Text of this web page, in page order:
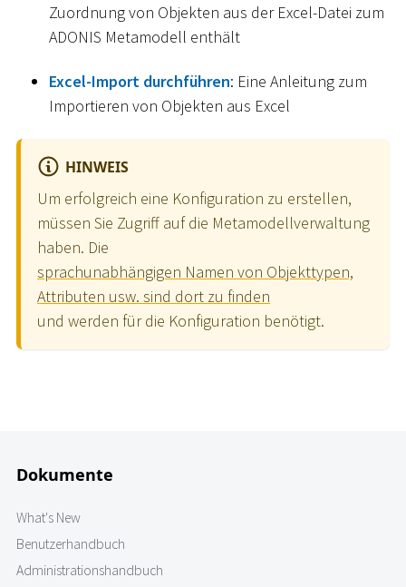
Zuordnung von Objekten aus der Excel-Datei zum
ADONIS Metamodell enthält
Excel-Import durchführen: Eine Anleitung zum
Importieren von Objekten aus Excel
HINWEIS
Um erfolgreich eine Konfiguration zu erstellen,
müssen Sie Zugriff auf die Metamodellverwaltung
haben. Die
sprachunabhängigen Namen von Objekttypen,
Attributen usw. sind dort zu finden
und werden für die Konfiguration benötigt.
Dokumente
What's New
Benutzerhandbuch
Administrationshandbuch